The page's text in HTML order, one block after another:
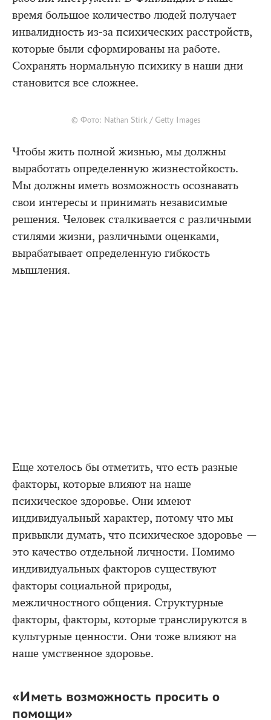
время большое количество людей получает
инвалидность из-за психических расстройств,
которые были сформированы на работе.
Сохранять нормальную психику в наши дни
становится все сложнее.
© Фото: Nathan Stirk / Getty Images
Чтобы жить полной жизнью, мы должны
выработать определенную жизнестойкость.
Мы должны иметь возможность осознавать
свои интересы и принимать независимые
решения. Человек сталкивается с различными
стилями жизни, различными оценками,
вырабатывает определенную гибкость
мышления.
Еще хотелось бы отметить, что есть разные
факторы, которые влияют на наше
психическое здоровье. Они имеют
индивидуальный характер, потому что мы
привыкли думать, что психическое здоровье —
это качество отдельной личности. Помимо
индивидуальных факторов существуют
факторы социальной природы,
межличностного общения. Структурные
факторы, факторы, которые транслируются в
культурные ценности. Они тоже влияют на
наше умственное здоровье.
«Иметь возможность просить о
помощи»